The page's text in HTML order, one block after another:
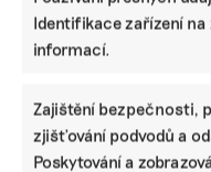
Identifikace zařízení
informací.
Zajištění bezpečnosti,
zjišťování podvodů a
Poskytování a
V Česku vznikla nová
firmám k větší
přehled, který bude
16.
udržitelnost ,uhlíková stopa